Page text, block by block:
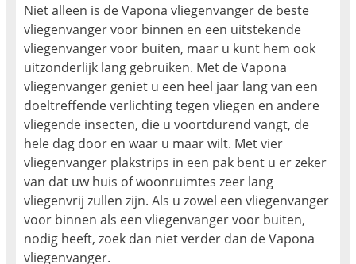
Niet alleen is de Vapona vliegenvanger de beste
vliegenvanger voor binnen en een uitstekende
vliegenvanger voor buiten, maar u kunt hem ook
uitzonderlijk lang gebruiken. Met de Vapona
vliegenvanger geniet u een heel jaar lang van een
doeltreffende verlichting tegen vliegen en andere
vliegende insecten, die u voortdurend vangt, de
hele dag door en waar u maar wilt. Met vier
vliegenvanger plakstrips in een pak bent u er zeker
van dat uw huis of woonruimtes zeer lang
vliegenvrij zullen zijn. Als u zowel een vliegenvanger
voor binnen als een vliegenvanger voor buiten,
nodig heeft, zoek dan niet verder dan de Vapona
vliegenvanger.